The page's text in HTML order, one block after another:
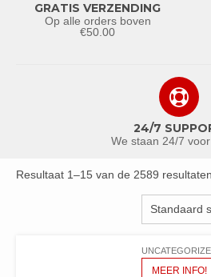
GRATIS VERZENDING
Op alle orders boven
€50.00
24/7
We staan 24/7
Resultaat 1–15 van de 2589
MEER INFO!